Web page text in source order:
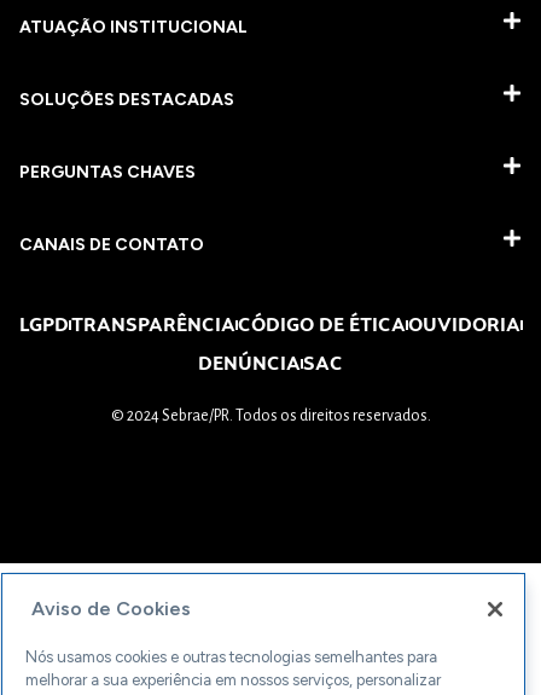
ATUAÇÃO INSTITUCIONAL
SOLUÇÕES DESTACADAS
PERGUNTAS CHAVES​
CANAIS DE CONTATO
LGPDTRANSPARÊNCIACÓDIGO DE ÉTICAOUVIDORIA
DENÚNCIASAC
© 2024 Sebrae/PR. Todos os direitos reservados.
Aviso de Cookies
Nós usamos cookies e outras tecnologias semelhantes para
melhorar a sua experiência em nossos serviços, personalizar